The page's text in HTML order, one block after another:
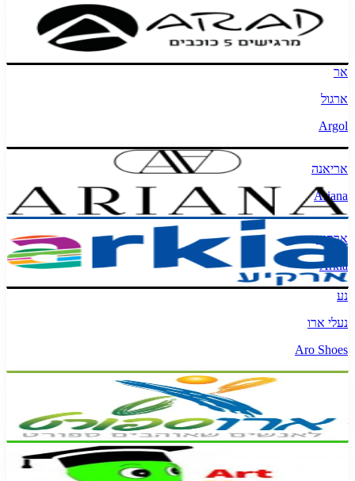
ערד טקסטיל
Arad Textile
אר
ארגול
Argol
אריאנה
Ariana
ארקיע
Arkia
נע
נעלי ארו
Aro Shoes
AroSport